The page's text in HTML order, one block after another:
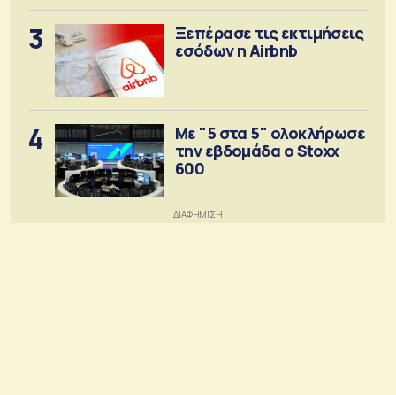
3
Ξεπέρασε τις εκτιμήσεις
εσόδων η Airbnb
4
Με "5 στα 5" ολοκλήρωσε
την εβδομάδα ο Stoxx
600